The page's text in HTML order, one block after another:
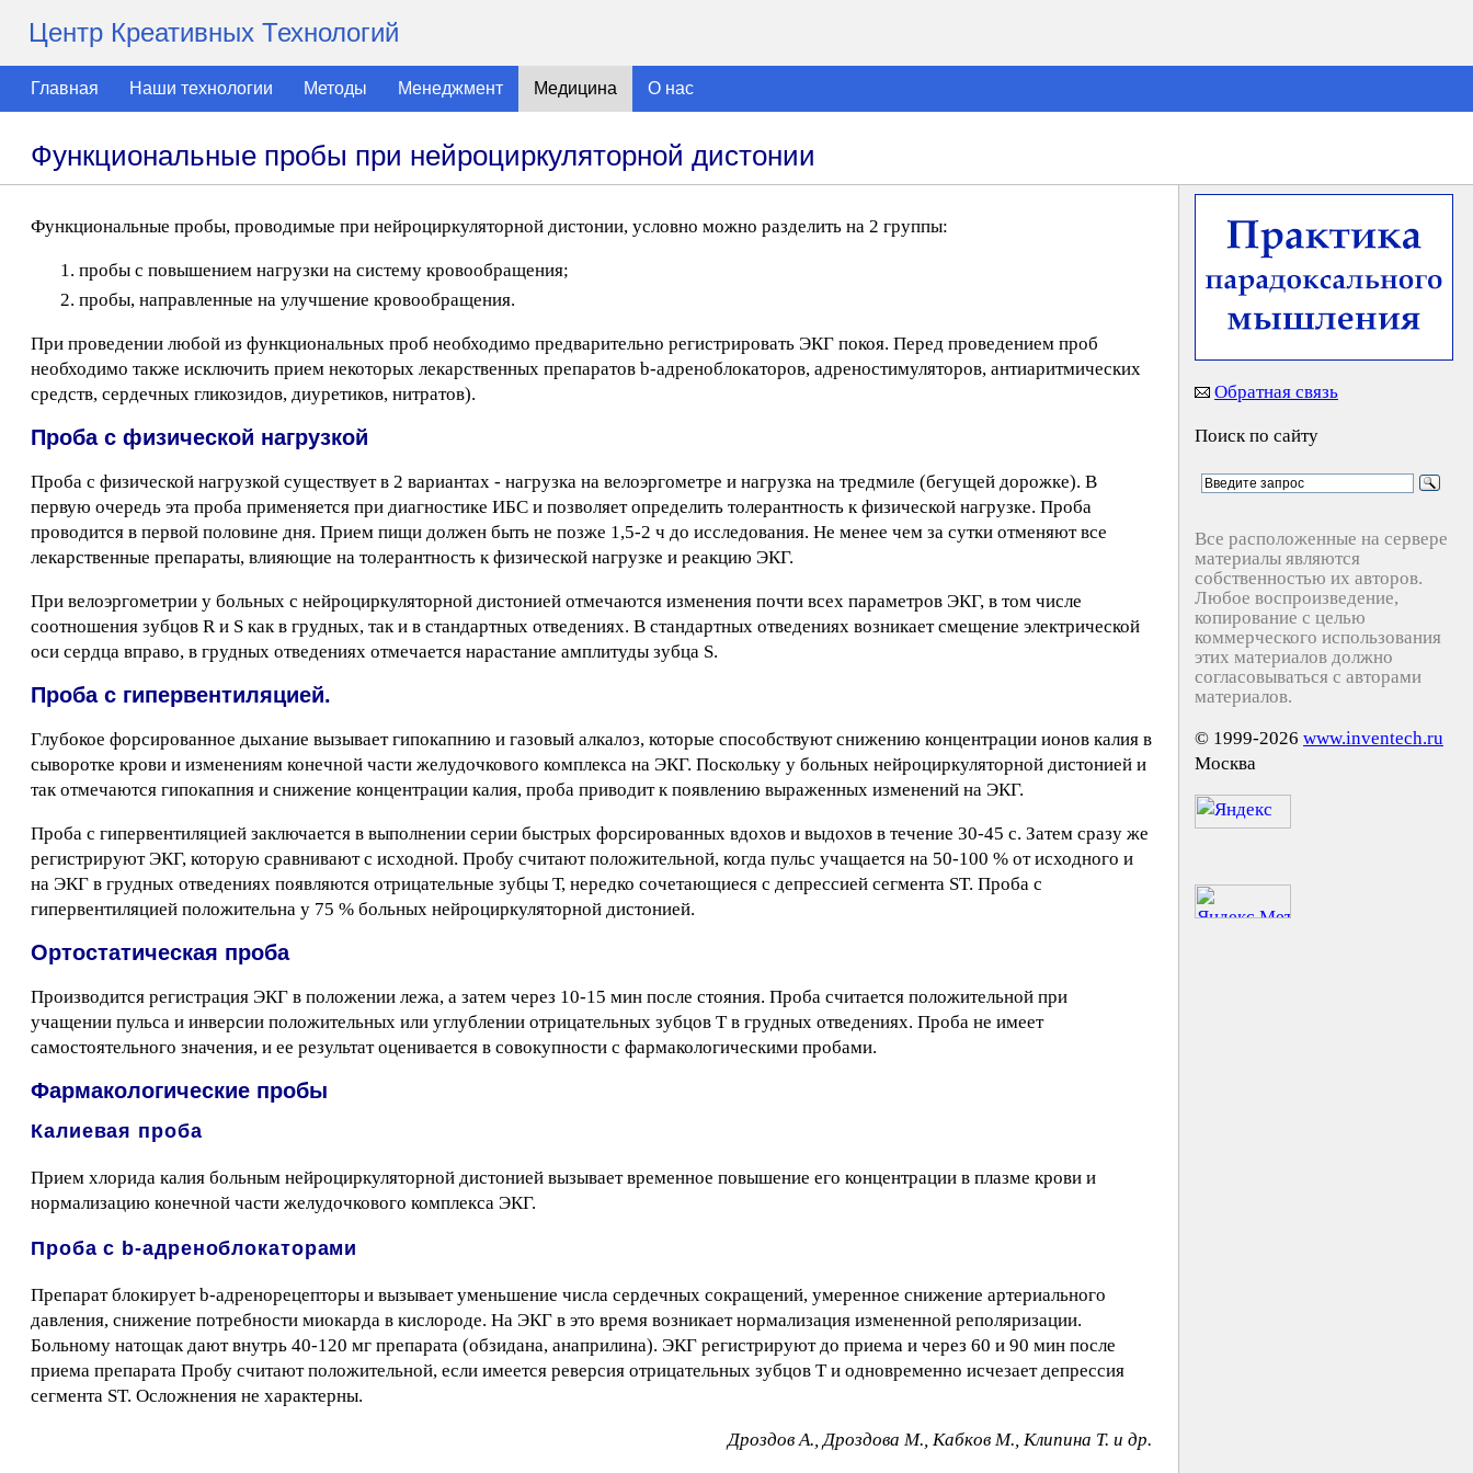
Центр Креативных Технологий
Главная Наши технологии Методы Менеджмент Медицина О нас
Функциональные пробы при нейроциркуляторной дистонии
Функциональные пробы, проводимые при нейроциркуляторной дистонии, условно можно разделить на 2 группы:
пробы с повышением нагрузки на систему кровообращения;
пробы, направленные на улучшение кровообращения.
При проведении любой из функциональных проб необходимо предварительно регистрировать ЭКГ покоя. Перед проведением проб
необходимо также исключить прием некоторых лекарственных препаратов b-адреноблокаторов, адреностимуляторов, антиаритмических
средств, сердечных гликозидов, диуретиков, нитратов).
Проба с физической нагрузкой
Проба с физической нагрузкой существует в 2 вариантах - нагрузка на велоэргометре и нагрузка на тредмиле (бегущей дорожке). В
первую очередь эта проба применяется при диагностике ИБС и позволяет определить толерантность к физической нагрузке. Проба
проводится в первой половине дня. Прием пищи должен быть не позже 1,5-2 ч до исследования. Не менее чем за сутки отменяют все
лекарственные препараты, влияющие на толерантность к физической нагрузке и реакцию ЭКГ.
При велоэргометрии у больных с нейроциркуляторной дистонией отмечаются изменения почти всех параметров ЭКГ, в том числе
соотношения зубцов R и S как в грудных, так и в стандартных отведениях. В стандартных отведениях возникает смещение электрической
оси сердца вправо, в грудных отведениях отмечается нарастание амплитуды зубца S.
Проба с гипервентиляцией.
Глубокое форсированное дыхание вызывает гипокапнию и газовый алкалоз, которые способствуют снижению концентрации ионов калия в
сыворотке крови и изменениям конечной части желудочкового комплекса на ЭКГ. Поскольку у больных нейроциркуляторной дистонией и
так отмечаются гипокапния и снижение концентрации калия, проба приводит к появлению выраженных изменений на ЭКГ.
Проба с гипервентиляцией заключается в выполнении серии быстрых форсированных вдохов и выдохов в течение 30-45 с. Затем сразу же
регистрируют ЭКГ, которую сравнивают с исходной. Пробу считают положительной, когда пульс учащается на 50-100 % от исходного и
на ЭКГ в грудных отведениях появляются отрицательные зубцы Т, нередко сочетающиеся с депрессией сегмента ST. Проба с
гипервентиляцией положительна у 75 % больных нейроциркуляторной дистонией.
Ортостатическая проба
Производится регистрация ЭКГ в положении лежа, а затем через 10-15 мин после стояния. Проба считается положительной при
учащении пульса и инверсии положительных или углублении отрицательных зубцов Т в грудных отведениях. Проба не имеет
самостоятельного значения, и ее результат оценивается в совокупности с фармакологическими пробами.
Фармакологические пробы
Калиевая проба
Прием хлорида калия больным нейроциркуляторной дистонией вызывает временное повышение его концентрации в плазме крови и
нормализацию конечной части желудочкового комплекса ЭКГ.
Проба с b-адреноблокаторами
Препарат блокирует b-адренорецепторы и вызывает уменьшение числа сердечных сокращений, умеренное снижение артериального
давления, снижение потребности миокарда в кислороде. На ЭКГ в это время возникает нормализация измененной реполяризации.
Больному натощак дают внутрь 40-120 мг препарата (обзидана, анаприлина). ЭКГ регистрируют до приема и через 60 и 90 мин после
приема препарата Пробу считают положительной, если имеется реверсия отрицательных зубцов Т и одновременно исчезает депрессия
сегмента ST. Осложнения не характерны.
Дpoздoв A., Дpoздoвa M., Kaбкoв М., Kлипинa T. и др.
Обратная связь
Поиск по сайту
Все расположенные на сервере
материалы являются
собственностью их авторов.
Любое воспроизведение,
копирование с целью
коммерческого использования
этих материалов должно
согласовываться с авторами
материалов.
© 1999-2026 www.inventech.ru
Москва